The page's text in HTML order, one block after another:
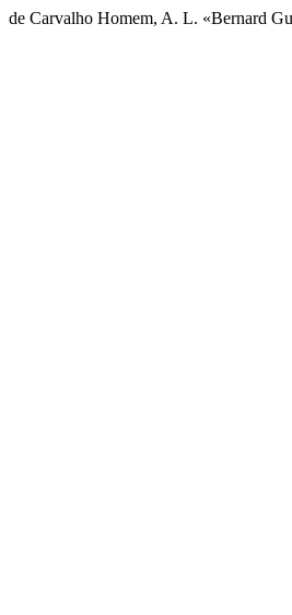
de Carvalho Homem, A. L. «Bernard